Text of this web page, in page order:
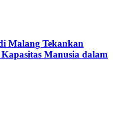
Malang Tekankan
Manusia dalam